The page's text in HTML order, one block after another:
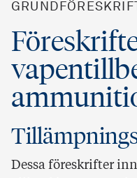
GRUNDFÖRESKRIFT
Dessa föreskrifter